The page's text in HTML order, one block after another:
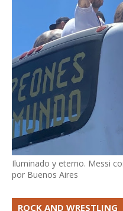
Iluminado y eterno. Messi
por Buenos Aires
ROCK AND WRESTLING